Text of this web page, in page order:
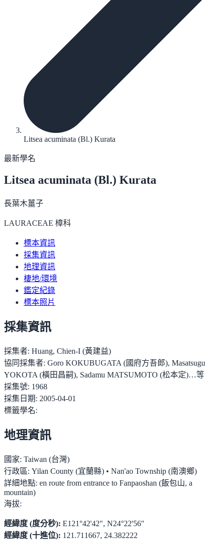
Litsea acuminata (Bl.) Kurata
最新學名
Litsea acuminata (Bl.) Kurata
長葉木薑子
LAURACEAE 樟科
標本資訊
採集資訊
地理資訊
棲地/環境
鑑定紀錄
標本照片
採集資訊
採集者: Huang, Chien-I (黃建益)
協同採集者: Goro KOKUBUGATA (國府方吾郎), Masatsugu
YOKOTA (橫田昌嗣), Sadamu MATSUMOTO (松本定)…等
採集號: 1968
採集日期: 2005-04-01
標籤學名:
地理資訊
國家: Taiwan (台灣)
行政區: Yilan County (宜蘭縣) • Nan'ao Township (南澳鄉)
詳細地點: en route from entrance to Fanpaoshan (飯包山, a
mountain)
海拔:
經緯度 (度分秒): E121°42'42", N24°22'56"
經緯度 (十進位): 121.711667, 24.382222